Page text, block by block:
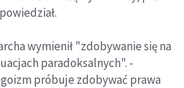
wymienił "zdobywanie się na
paradoksalnych". -
próbuje zdobywać prawa